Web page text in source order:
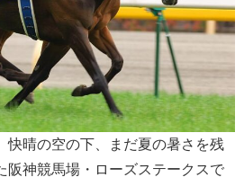
快晴の空の下、まだ夏の暑さを残
阪神競馬場・ローズステークスで